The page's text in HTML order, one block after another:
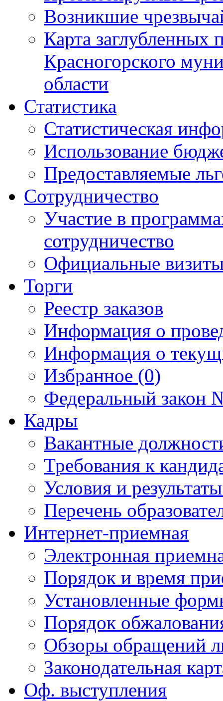
Возникшие
Карта
Красногорского
области
Статистика
Статистическая
Использование
Предоставляемые
Сотрудничество
Участие в
сотрудничество
Официальные
Торги
Реестр заказов
Информация о
Информация о
Избранное (0)
Федеральный закон
Кадры
Вакантные
Требования к
Условия и
Перечень
Интернет-приемная
Электронная
Порядок и время
Установленные
Порядок
Обзоры обращений
Законодательная
Оф. выступления